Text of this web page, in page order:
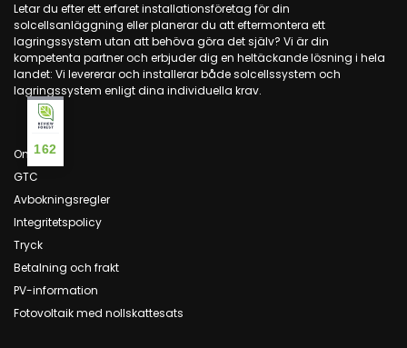
Letar du efter ett erfaret installationsföretag för din
solcellsanläggning eller planerar du att eftermontera ett
lagringssystem utan att behöva göra det själv? Vi är din
kompetenta partner och erbjuder dig en heltäckande lösning i hela
landet: Vi levererar och installerar både solcellssystem och
lagringssystem enligt dina individuella krav.
Om oss
GTC
Avbokningsregler
Integritetspolicy
Tryck
Betalning och frakt
PV-information
Fotovoltaik med nollskattesats
162